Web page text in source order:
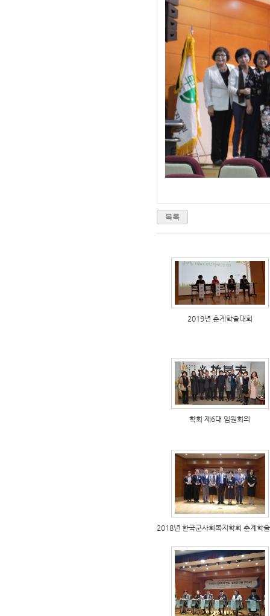
목록
2019년 춘계학술대회
학회 제6대 임원회의
2018년 한국군사회복지학회 춘계학